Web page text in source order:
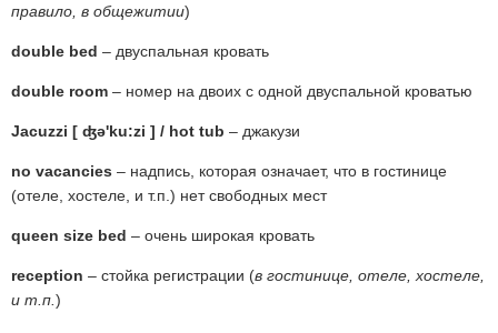
правило, в общежитии)
double bed – двуспальная кровать
double room – номер на двоих с одной двуспальной кроватью
Jacuzzi [ ʤə'ku:zi ] / hot tub – джакузи
no vacancies – надпись, которая означает, что в гостинице
(отеле, хостеле, и т.п.) нет свободных мест
queen size bed – очень широкая кровать
reception – стойка регистрации (в гостинице, отеле, хостеле,
и т.п. )